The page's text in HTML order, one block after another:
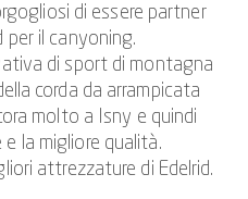
di essere partner
per il canyoning.
di sport di montagna
corda da arrampicata
molto a Isny e quindi
la migliore qualità.
attrezzature di Edelrid.